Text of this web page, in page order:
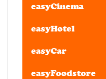
easyCinema
easyHotel
easyCar
easyFoodstore